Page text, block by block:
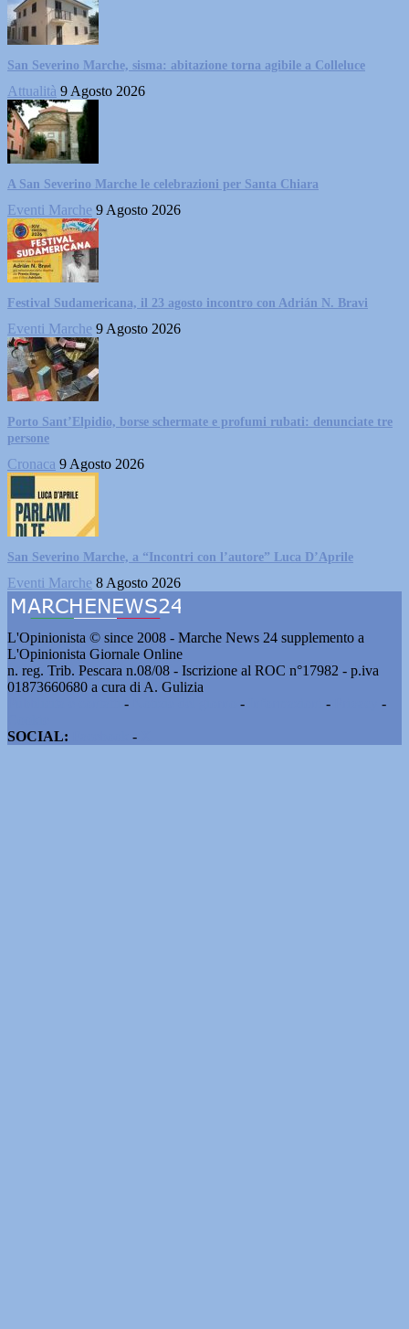
San Severino Marche, sisma: abitazione torna agibile a Colleluce
Attualità 9 Agosto 2026
A San Severino Marche le celebrazioni per Santa Chiara
Eventi Marche 9 Agosto 2026
Festival Sudamericana, il 23 agosto incontro con Adrián N. Bravi
Eventi Marche 9 Agosto 2026
Porto Sant’Elpidio, borse schermate e profumi rubati: denunciate tre
persone
Cronaca 9 Agosto 2026
San Severino Marche, a “Incontri con l’autore” Luca D’Aprile
Eventi Marche 8 Agosto 2026
L'Opinionista © since 2008 - Marche News 24 supplemento a
L'Opinionista Giornale Online
n. reg. Trib. Pescara n.08/08 - Iscrizione al ROC n°17982 - p.iva
01873660680 a cura di A. Gulizia
- - -
-
SOCIAL:
-